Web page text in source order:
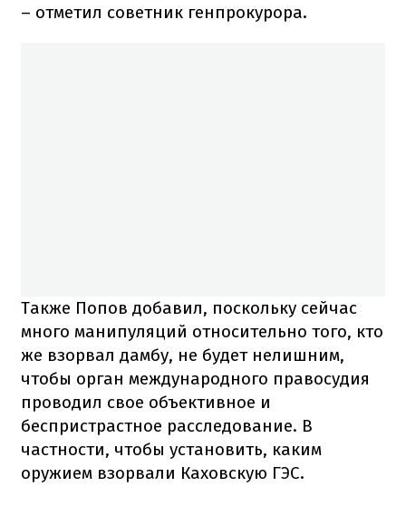
– отметил советник генпрокурора.
Также Попов добавил, поскольку сейчас
много манипуляций относительно того, кто
же взорвал дамбу, не будет нелишним,
чтобы орган международного правосудия
проводил свое объективное и
беспристрастное расследование. В
частности, чтобы установить, каким
оружием взорвали Каховскую ГЭС.